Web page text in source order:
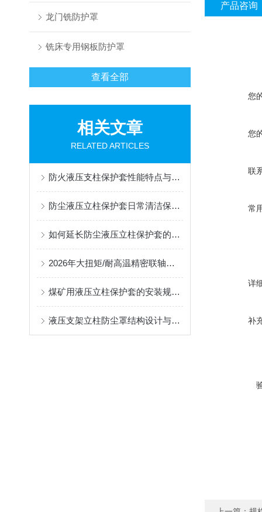
龙门铣防护罩
铣床专用钢板防护罩
查看全部
相关文章
RELATED ARTICLES
防火液压支柱保护套性能特点与阻燃防护应用
防尘液压立柱保护套日常清洁保养与更换规范
如何延长防尘液压立柱保护套的使用寿命？
2026年大扭矩/耐高温精密联轴器定制找哪家？能实现精准定制的优质厂家盘点
煤矿用液压立柱保护套的安装规范与使用寿命提升方案
液压支架立柱防尘罩结构设计与密封防护原理
产品咨询
您
您
联
常
详
补